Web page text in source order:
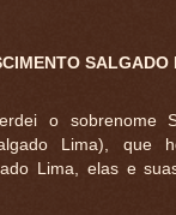
SALGADO
o sobrenome
Lima), que
Lima, elas e